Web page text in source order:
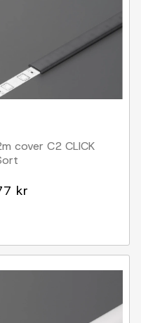
cover C2 CLICK
kr